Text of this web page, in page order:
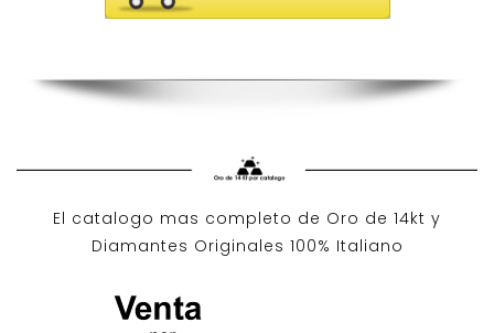
El catalogo mas completo de Oro de 14kt y
Diamantes Originales 100% Italiano